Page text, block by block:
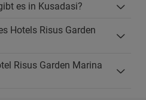
es in Kusadasi?
Hotels Risus Garden
Risus Garden Marina